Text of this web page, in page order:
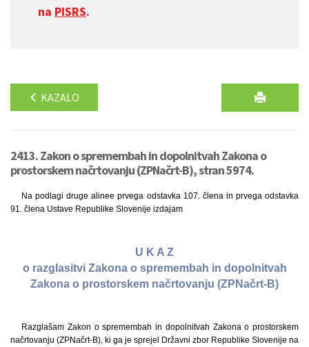
na PISRS.
KAZALO
2413. Zakon o spremembah in dopolnitvah Zakona o
prostorskem načrtovanju (ZPNačrt-B), stran 5974.
Na podlagi druge alinee prvega odstavka 107. člena in prvega odstavka
91. člena Ustave Republike Slovenije izdajam
U K A Z
o razglasitvi Zakona o spremembah in dopolnitvah
Zakona o prostorskem načrtovanju (ZPNačrt-B)
Razglašam Zakon o spremembah in dopolnitvah Zakona o prostorskem
načrtovanju (ZPNačrt-B), ki ga je sprejel Državni zbor Republike Slovenije na